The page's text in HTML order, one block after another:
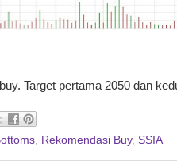
Target pertama 2050 dan
Rekomendasi Buy, SSIA